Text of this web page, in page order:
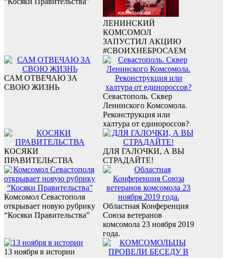
ЛЕНИНСКИЙ
КОМСОМОЛ
ЗАПУСТИЛ АКЦИЮ
#СВОИХНЕБРОСАЕМ
САМ ОТВЕЧАЮ ЗА
СВОЮ ЖИЗНЬ
Севастополь. Сквер
Ленинского Комсомола.
Реконструкция или
халтура от единороссов?
КОСЯКИ
ПРАВИТЕЛЬСТВА
ДЛЯ ГАЛОЧКИ, А ВЫ
СТРАДАЙТЕ!
Комсомол Севастополя
открывает новую рубрику
“Косяки Правительства”
Областная Конференция
Союза ветеранов
комсомола 23 ноября 2019
года.
13 ноября в истории